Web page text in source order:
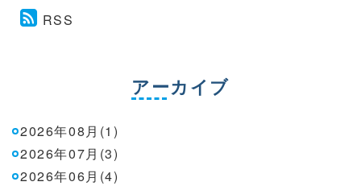
RSS
アーカイブ
2026年08月(1)
2026年07月(3)
2026年06月(4)